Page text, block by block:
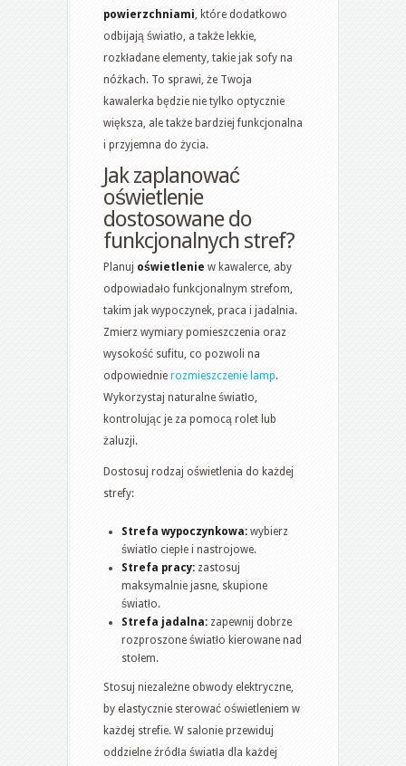
powierzchniami, które dodatkowo
odbijają światło, a także lekkie,
rozkładane elementy, takie jak sofy na
nóżkach. To sprawi, że Twoja
kawalerka będzie nie tylko optycznie
większa, ale także bardziej funkcjonalna
i przyjemna do życia.
Jak zaplanować
oświetlenie
dostosowane do
funkcjonalnych stref?
Planuj oświetlenie w kawalerce, aby
odpowiadało funkcjonalnym strefom,
takim jak wypoczynek, praca i jadalnia.
Zmierz wymiary pomieszczenia oraz
wysokość sufitu, co pozwoli na
odpowiednie rozmieszczenie lamp.
Wykorzystaj naturalne światło,
kontrolując je za pomocą rolet lub
żaluzji.
Dostosuj rodzaj oświetlenia do każdej
strefy:
Strefa wypoczynkowa: wybierz
światło ciepłe i nastrojowe.
Strefa pracy: zastosuj
maksymalnie jasne, skupione
światło.
Strefa jadalna: zapewnij dobrze
rozproszone światło kierowane nad
stołem.
Stosuj niezależne obwody elektryczne,
by elastycznie sterować oświetleniem w
każdej strefie. W salonie przewiduj
oddzielne źródła światła dla każdej